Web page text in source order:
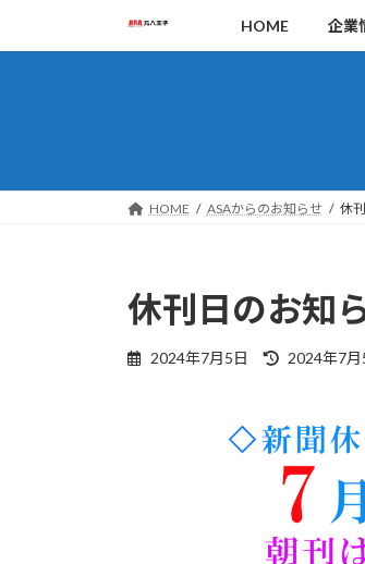
キ
に
HOME 企業
HOME ASAからのお知らせ 休
休刊日のお知
2024年7月5日
最
日
時
:
2024年7月